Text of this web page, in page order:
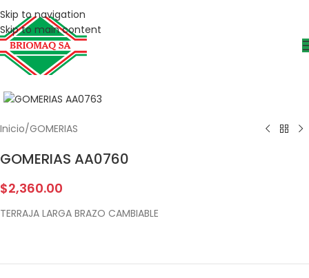
Skip to navigation
Skip to main content
Inicio/GOMERIAS
GOMERIAS AA0760
$2,360.00
TERRAJA LARGA BRAZO CAMBIABLE